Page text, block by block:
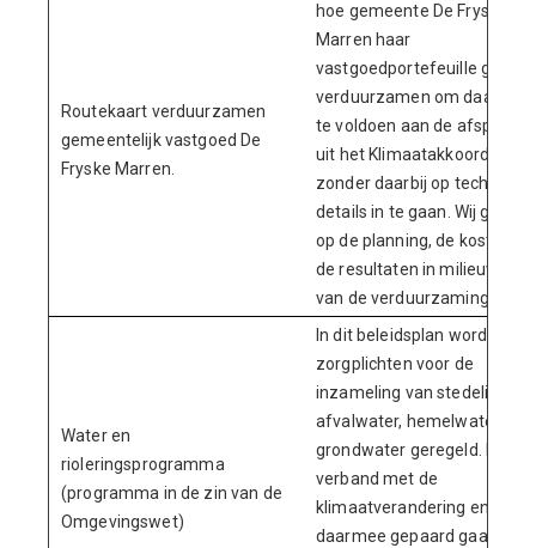
Routekaart verduurzamen
gemeentelijk vastgoed De
Fryske Marren.
hoe gemeente De Fryske
Marren haar
vastgoedportefeuille gaat
verduurzamen om daarmee
te voldoen aan de afspraken
uit het Klimaatakkoord,
zonder daarbij op
details in te gaan. Wij gaan in
op de planning, de kosten en
de resultaten in milieuwinst
van de verduurzaming.
Water en
rioleringsprogramma
(programma in de zin van de
Omgevingswet)
In dit beleidsplan worden de
zorgplichten voor de
inzameling van stedelijk
afvalwater, hemelwater en
grondwater geregeld. In
verband met de
klimaatverandering en de
daarmee gepaard gaande